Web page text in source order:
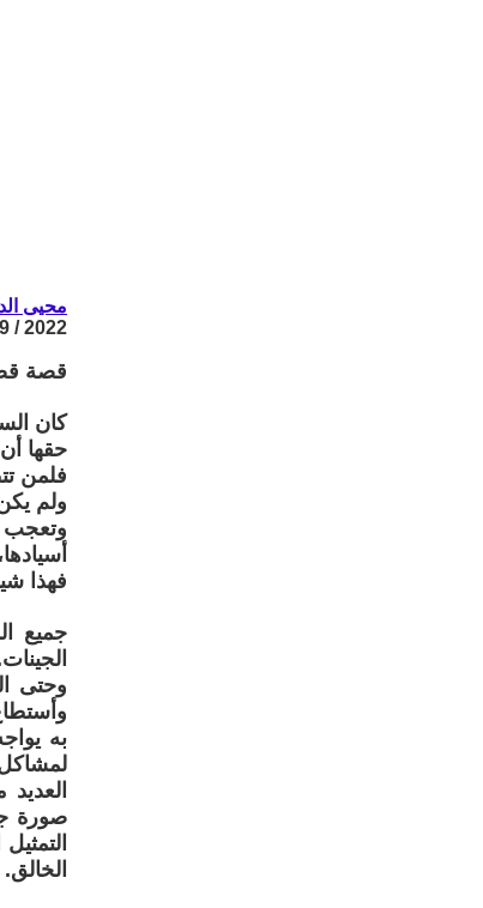
محيى
2022 / 9 / 5
قصة
كان
حقها
فلمن
ولم
وتعجب
فهذا
جميع
وحتى
به
صورة
الخالق.